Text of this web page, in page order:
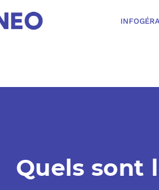
Quels sont